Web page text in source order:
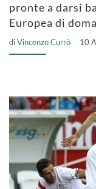
pronte a darsi
Europea di
diVincenzo Currò 10